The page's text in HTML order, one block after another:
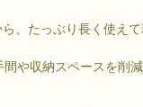
、たっぶり長く使え
や収納スペースを削減